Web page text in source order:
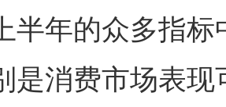
年的众多指标
是消费市场表